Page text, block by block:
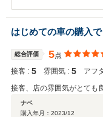
ます(*^^*)今後ともメン
たら、お気軽にご来店
はじめての車の購入
総合評価 5点
接客 : 5 雰囲気 : 5 アフ
接客、店の雰囲気がとても
ナベ
購入年月： 2023/12